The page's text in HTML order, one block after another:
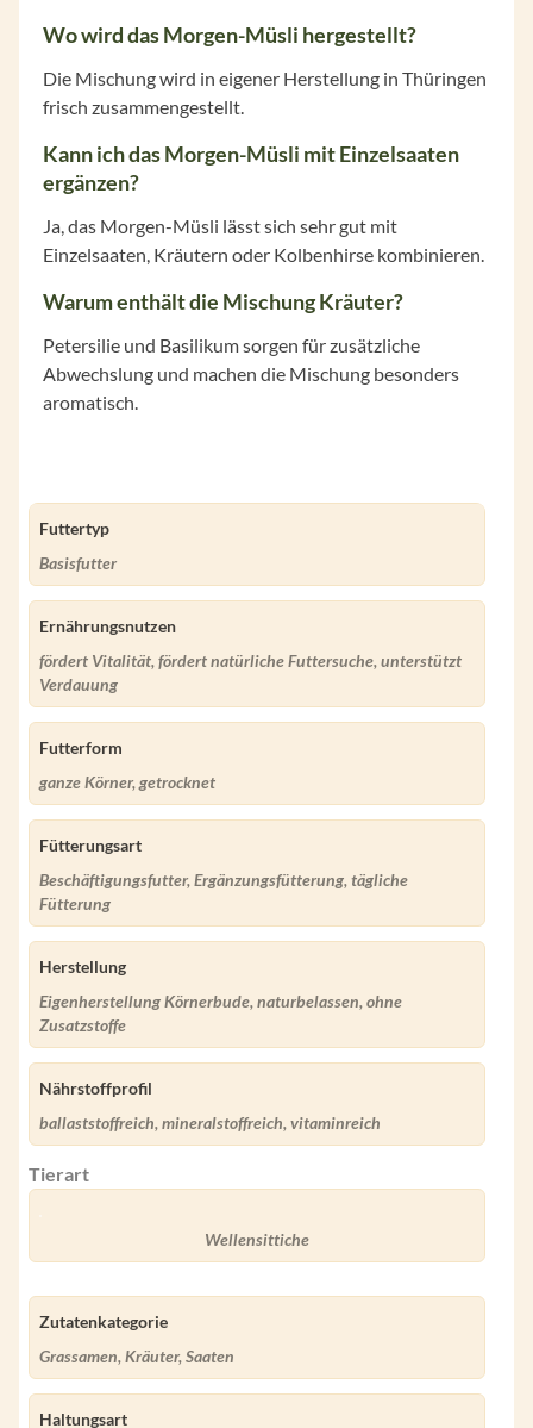
Wo wird das Morgen-Müsli hergestellt?
Die Mischung wird in eigener Herstellung in Thüringen
frisch zusammengestellt.
Kann ich das Morgen-Müsli mit Einzelsaaten
ergänzen?
Ja, das Morgen-Müsli lässt sich sehr gut mit
Einzelsaaten, Kräutern oder Kolbenhirse kombinieren.
Warum enthält die Mischung Kräuter?
Petersilie und Basilikum sorgen für zusätzliche
Abwechslung und machen die Mischung besonders
aromatisch.
Futtertyp
Basisfutter
Ernährungsnutzen
fördert Vitalität, fördert natürliche Futtersuche, unterstützt
Verdauung
Futterform
ganze Körner, getrocknet
Fütterungsart
Beschäftigungsfutter, Ergänzungsfütterung, tägliche
Fütterung
Herstellung
Eigenherstellung Körnerbude, naturbelassen, ohne
Zusatzstoffe
Nährstoffprofil
ballaststoffreich, mineralstoffreich, vitaminreich
Tierart
Wellensittiche
Zutatenkategorie
Grassamen, Kräuter, Saaten
Haltungsart